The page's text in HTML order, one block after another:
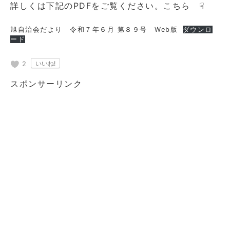
詳しくは下記のPDFをご覧ください。こちら ☟
旭自治会だより 令和７年６月 第８９号 Web版
ダウンロ
ード
2
スポンサーリンク